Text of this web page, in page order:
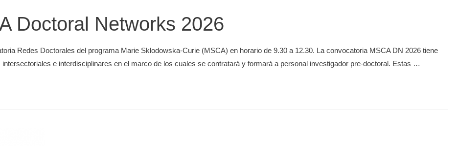
Doctoral Networks 2026
Redes Doctorales del programa Marie Sklodowska-Curie (MSCA) en horario de 9.30 a 12.30. La convocatoria MSCA DN 2026 tiene
e interdisciplinares en el marco de los cuales se contratará y formará a personal investigador pre-doctoral. Estas …